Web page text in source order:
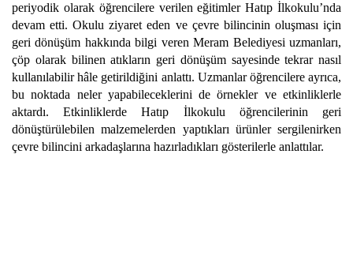
periyodik olarak öğrencilere verilen eğitimler Hatıp İlkokulu’nda
devam etti. Okulu ziyaret eden ve çevre bilincinin oluşması için
geri dönüşüm hakkında bilgi veren Meram Belediyesi uzmanları,
çöp olarak bilinen atıkların geri dönüşüm sayesinde tekrar nasıl
kullanılabilir hâle getirildiğini anlattı. Uzmanlar öğrencilere ayrıca,
bu noktada neler yapabileceklerini de örnekler ve etkinliklerle
aktardı. Etkinliklerde Hatıp İlkokulu öğrencilerinin geri
dönüştürülebilen malzemelerden yaptıkları ürünler sergilenirken
çevre bilincini arkadaşlarına hazırladıkları gösterilerle anlattılar.